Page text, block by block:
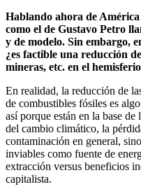
Hablando ahora de
como el de Gustavo Petro
y de modelo. Sin embargo,
¿es factible una reducción
mineras, etc. en el
En realidad, la reducción de
de combustibles fósiles es
así porque están en la base
del cambio climático, la
contaminación en general,
inviables como fuente de
extracción versus beneficios
capitalista.